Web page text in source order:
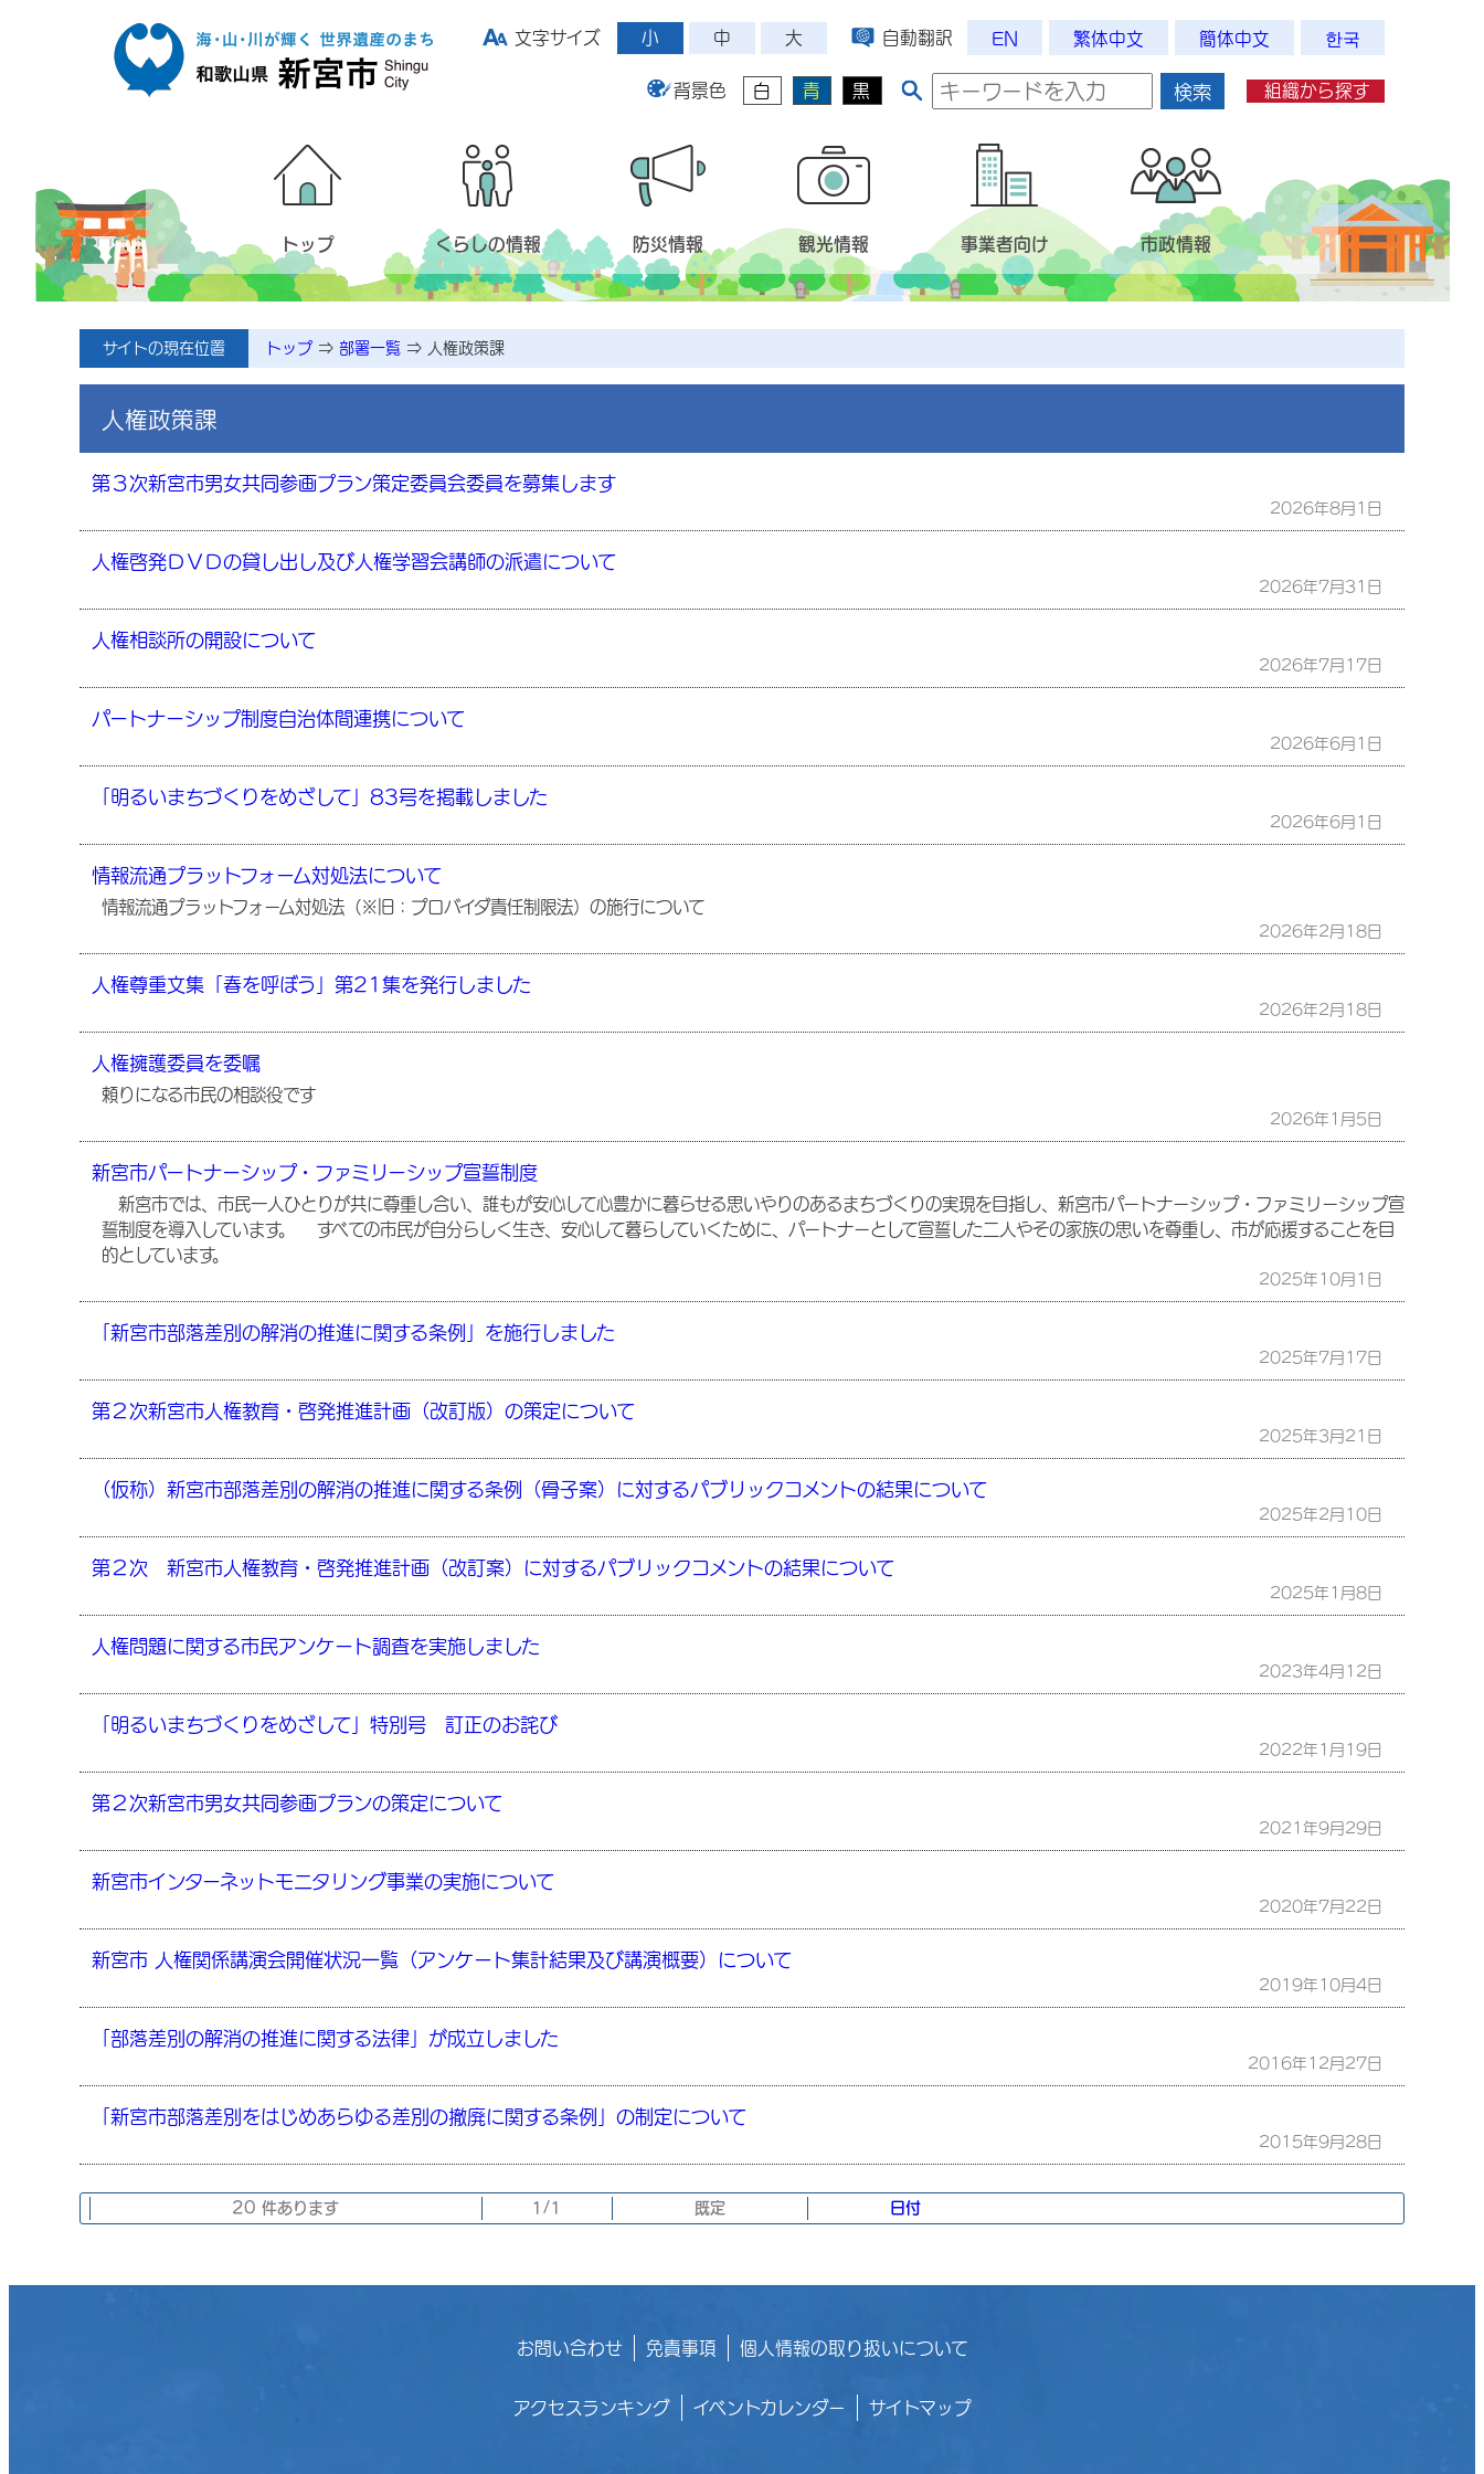
文字サイズ
小 中 大 自動翻訳 EN 繁体中文 簡体中文 한국
背景色 白 青 黒 検索 組織から探す
トップ くらしの情報 防災情報 観光情報 事業者向け 市政情報
サイトの現在位置 トップ ⇒ 部署一覧 ⇒ 人権政策課
人権政策課
第３次新宮市男女共同参画プラン策定委員会委員を募集します
2026年8月1日
人権啓発ＤＶＤの貸し出し及び人権学習会講師の派遣について
2026年7月31日
人権相談所の開設について
2026年7月17日
パートナーシップ制度自治体間連携について
2026年6月1日
「明るいまちづくりをめざして」83号を掲載しました
2026年6月1日
情報流通プラットフォーム対処法について
情報流通プラットフォーム対処法（※旧：プロバイダ責任制限法）の施行について
2026年2月18日
人権尊重文集「春を呼ぼう」第21集を発行しました
2026年2月18日
人権擁護委員を委嘱
頼りになる市民の相談役です
2026年1月5日
新宮市パートナーシップ・ファミリーシップ宣誓制度
新宮市では、市民一人ひとりが共に尊重し合い、誰もが安心して心豊かに暮らせる思いやりのあるまちづくりの実現を目指し、新宮市パートナーシップ・ファミリーシップ宣
誓制度を導入しています。 すべての市民が自分らしく生き、安心して暮らしていくために、パートナーとして宣誓した二人やその家族の思いを尊重し、市が応援することを目
的としています。
2025年10月1日
「新宮市部落差別の解消の推進に関する条例」を施行しました
2025年7月17日
第２次新宮市人権教育・啓発推進計画（改訂版）の策定について
2025年3月21日
（仮称）新宮市部落差別の解消の推進に関する条例（骨子案）に対するパブリックコメントの結果について
2025年2月10日
第２次 新宮市人権教育・啓発推進計画（改訂案）に対するパブリックコメントの結果について
2025年1月8日
人権問題に関する市民アンケート調査を実施しました
2023年4月12日
「明るいまちづくりをめざして」特別号 訂正のお詫び
2022年1月19日
第２次新宮市男女共同参画プランの策定について
2021年9月29日
新宮市インターネットモニタリング事業の実施について
2020年7月22日
新宮市 人権関係講演会開催状況一覧（アンケート集計結果及び講演概要）について
2019年10月4日
「部落差別の解消の推進に関する法律」が成立しました
2016年12月27日
「新宮市部落差別をはじめあらゆる差別の撤廃に関する条例」の制定について
2015年9月28日
20 件あります 1/1 既定 日付
お問い合わせ 免責事項 個人情報の取り扱いについて
アクセスランキング イベントカレンダー サイトマップ